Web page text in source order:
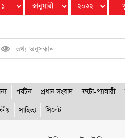
● ৫ আগস্ট ২০২৬
পর্যটন প্রধান সংবাদ ফটো-গ্যালারী
সাহিত্য সিলেট